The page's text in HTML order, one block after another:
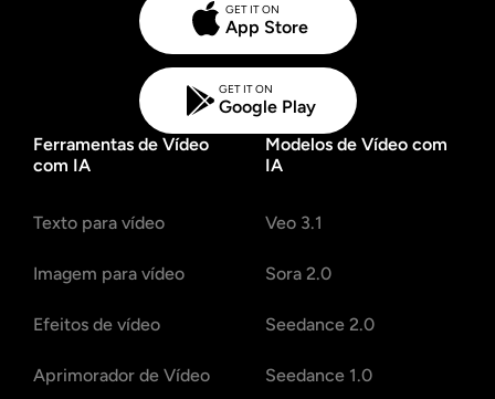
GET IT ON
App Store
GET IT ON
Google Play
Ferramentas de Vídeo
com IA
Texto para vídeo
Imagem para vídeo
Efeitos de vídeo
Aprimorador de Vídeo
Modelos de Vídeo com
IA
Veo 3.1
Sora 2.0
Seedance 2.0
Seedance 1.0